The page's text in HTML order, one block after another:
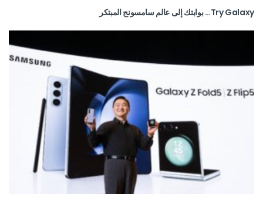
Try Galaxy… بوابتك إلى عالم سامسونج المبتكر